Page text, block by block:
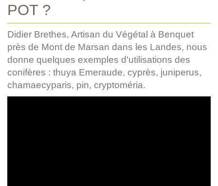
POT ?
Didier Brethes, Artisan du Végétal à Benquet
près de Mont de Marsan dans les Landes, nous
donne quelques exemples d'utilisations des
conifères : thuya Emeraude, cyprès, juniperus,
chamaecyparis, pin, cryptoméria.